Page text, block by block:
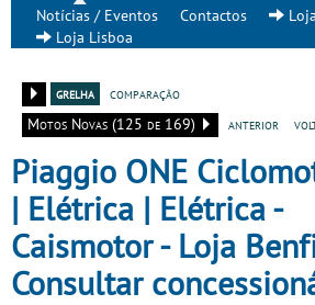
Notícias / Eventos
Contactos
Loja Lisboa
grelha
comparação
Motos Novas (125 de 169)
anterior
Piaggio ONE
| Elétrica | Elétrica -
Caismotor - Loja
Consultar